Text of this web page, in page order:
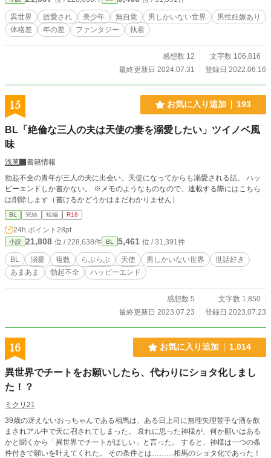
異世界 総愛され 美少年 無自覚 男しかいない世界
男性妊娠あり
体格差
年の差 ファンタジー 執着
感想数 12
文字数 106,816
最終更新日 2024.07.31
登録日 2022.06.16
15 お気に入り追加 193
BL「絶倫な三人の夫は天使の妻を溺愛したい」ツイノベ風
味
浅葱
書籍情報
勃起不全の青年が三人の夫に出会い、天使になってからも溺愛される話。 ハッ
ピーエンドしか書かない。 ※メモのようなものなので、連載する際にはこちら
は削除します（書けるかどうかはまだわかりません）
BL 完結 短編 R18
24h.ポイント 28pt
小説 21,808 位 / 228,638件 BL 5,461 位 / 31,391件
BL 溺愛 複数 らぶらぶ 天使 男しかいない世界
世話好き
あまあま
勃起不全 ハッピーエンド
感想数 5
文字数 1,850
最終更新日 2023.07.23
登録日 2023.07.23
16 お気に入り追加 1,014
異世界でチートをお願いしたら、代わりにショタ化しまし
た！？
ミクリ21
39歳の冴えないおっちゃんである相馬は、ある日上司に無理矢理苦手な酒を飲
まされアル中で天に召されてしまった。 哀れに思った神様が、何か願いはある
かと聞くから「異世界でチートがほしい」と言った。 すると、神様は一つの条
件付きで願いを叶えてくれた。 その条件とは………相馬のショタ化であった！